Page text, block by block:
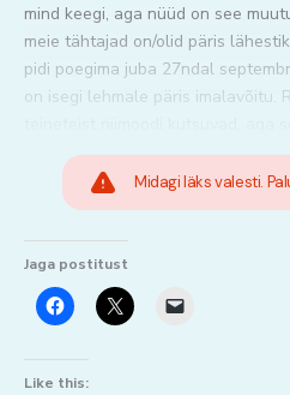
mind keegi, aga nüüd on see
meie tähtajad on/olid päris
pidi poegima juba 27ndal
on isegi lehmale päris imalavõitu.
Midagi läks valesti.
Jaga postitust
Like this: